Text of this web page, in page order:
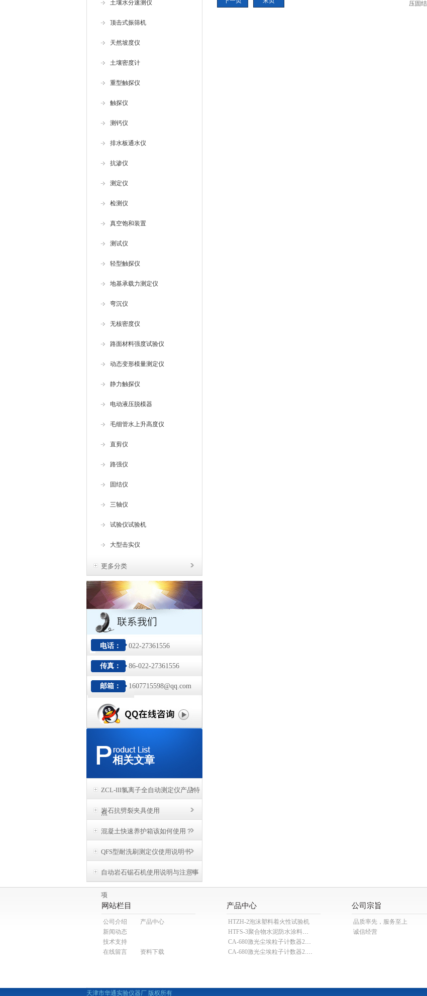
土壤水分速测仪
顶击式振筛机
天然坡度仪
土壤密度计
重型触探仪
触探仪
测钙仪
排水板通水仪
抗渗仪
测定仪
检测仪
真空饱和装置
测试仪
轻型触探仪
地基承载力测定仪
弯沉仪
无核密度仪
路面材料强度试验仪
动态变形模量测定仪
静力触探仪
电动液压脱模器
毛细管水上升高度仪
直剪仪
路强仪
固结仪
三轴仪
试验仪试验机
大型击实仪
更多分类
电话： 022-27361556
传真： 86-022-27361556
邮箱： 1607715598@qq.com
相关文章
ZCL-III氯离子全自动测定仪产品特
点
岩石抗劈裂夹具使用
混凝土快速养护箱该如何使用？
QFS型耐洗刷测定仪使用说明书
自动岩石锯石机使用说明与注意事
项
网站栏目
公司介绍
产品中心
新闻动态
技术支持
在线留言
资料下载
产品中心
HTZH-2泡沫塑料着火性试验机
HTFS-3聚合物水泥防水涂料分散机
CA-680激光尘埃粒子计数器28.3L
CA-680激光尘埃粒子计数器2.83L
公司宗旨
品质率先，服务至上
诚信经营
天津市华通实验仪器厂 版权所有